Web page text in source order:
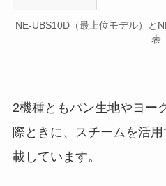
NE-UBS10D（最上位モデル）と
表
2機種ともパン生地やヨー
際ときに、スチームを活
載しています。